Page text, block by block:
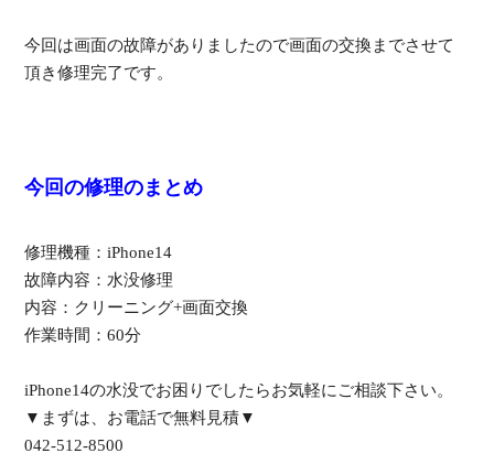
今回は画面の故障がありましたので画面の交換までさせて
頂き修理完了です。
今回の修理のまとめ
修理機種：iPhone14
故障内容：水没修理
内容：クリーニング+画面交換
作業時間：60分
iPhone14の水没でお困りでしたらお気軽にご相談下さい。
▼まずは、お電話で無料見積▼
042-512-8500